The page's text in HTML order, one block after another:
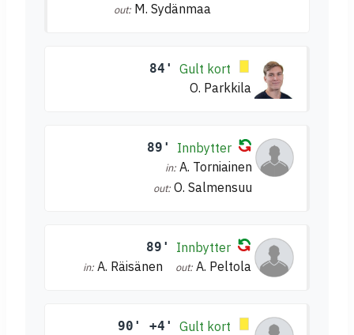
out: M. Sydänmaa
84'
Gult kort
O. Parkkila
89' Innbytter
in: A. Torniainen
out: O. Salmensuu
89' Innbytter
in: A. Räisänen out: A. Peltola
90' +4'
Gult kort